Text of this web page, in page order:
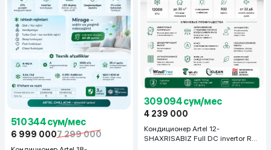
510 344 сум/мес
6 999 0007 299 000
309 094 сум/мес
4 239 000
Кондиционер Artel 12-
SHAXRISABIZ Full DC invertor R32